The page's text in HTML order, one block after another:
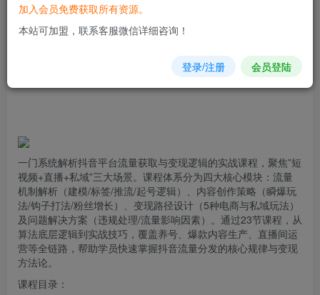
您当前未登录！建议登陆后购买，可保存购买订单
一门系统解析抖音平台流量获取与变现逻辑的实战课程，聚焦”短
视频+直播+私域”三大场景。课程体系分为四大核心模块：‌流量
机制解析‌（建模/标签/推流/起号逻辑）、‌内容创作策略‌（瞬爆玩
法/钩子打法/粉丝增长）、‌变现路径设计‌（5种电商与私域玩法）
及‌问题解决方案‌（违规处理/流量影响因素）。通过23节课程，从
算法底层逻辑到实战技巧，覆盖养号、爆款内容生产、直播间运
营等全链路，帮助学员快速掌握抖音流量分发的核心规律与变现
方法论。
课程目录：
加入会员免费获取所有资源。
本站可加盟，联系客服微信详细咨询！
登录/注册 会员登陆